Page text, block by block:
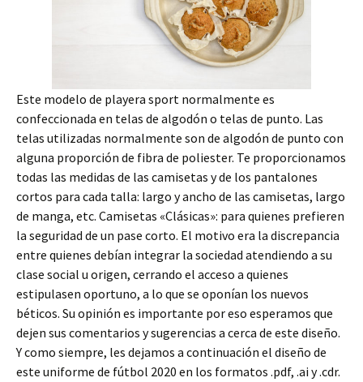
Este modelo de playera sport normalmente es
confeccionada en telas de algodón o telas de punto. Las
telas utilizadas normalmente son de algodón de punto con
alguna proporción de fibra de poliester. Te proporcionamos
todas las medidas de las camisetas y de los pantalones
cortos para cada talla: largo y ancho de las camisetas, largo
de manga, etc. Camisetas «Clásicas»: para quienes prefieren
la seguridad de un pase corto. El motivo era la discrepancia
entre quienes debían integrar la sociedad atendiendo a su
clase social u origen, cerrando el acceso a quienes
estipulasen oportuno, a lo que se oponían los nuevos
béticos. Su opinión es importante por eso esperamos que
dejen sus comentarios y sugerencias a cerca de este diseño.
Y como siempre, les dejamos a continuación el diseño de
este uniforme de fútbol 2020 en los formatos .pdf, .ai y .cdr.